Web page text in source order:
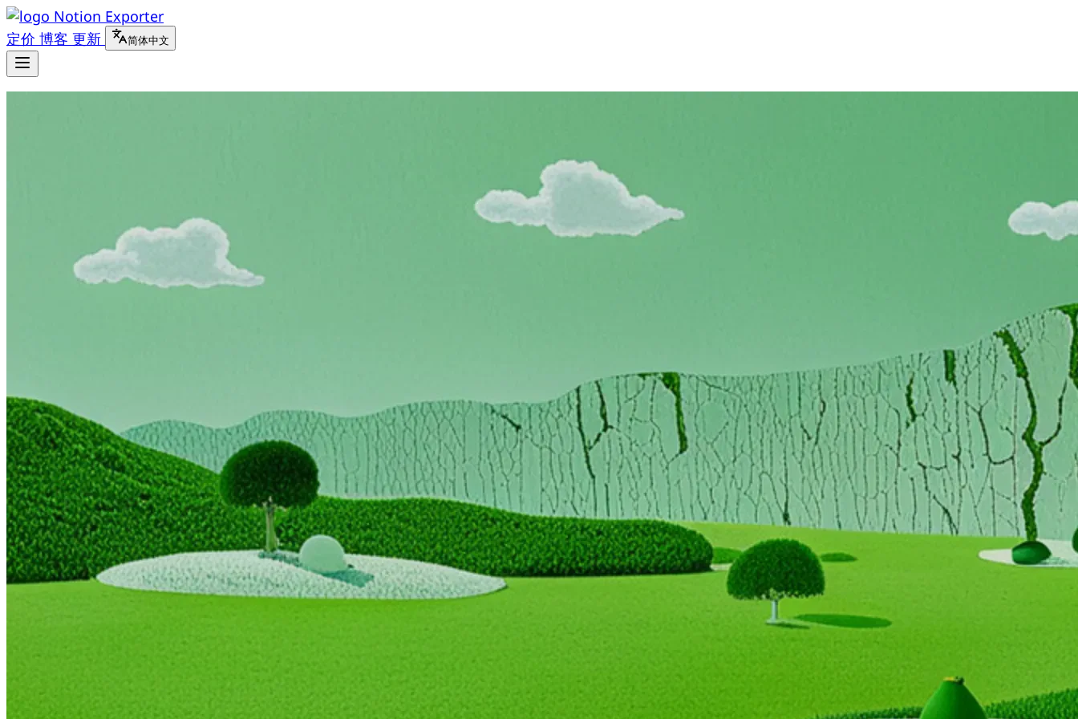
Notion Exporter
定价 博客 更新 简体中文